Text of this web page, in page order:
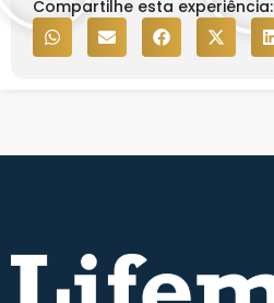
Compartilhe esta experiência: